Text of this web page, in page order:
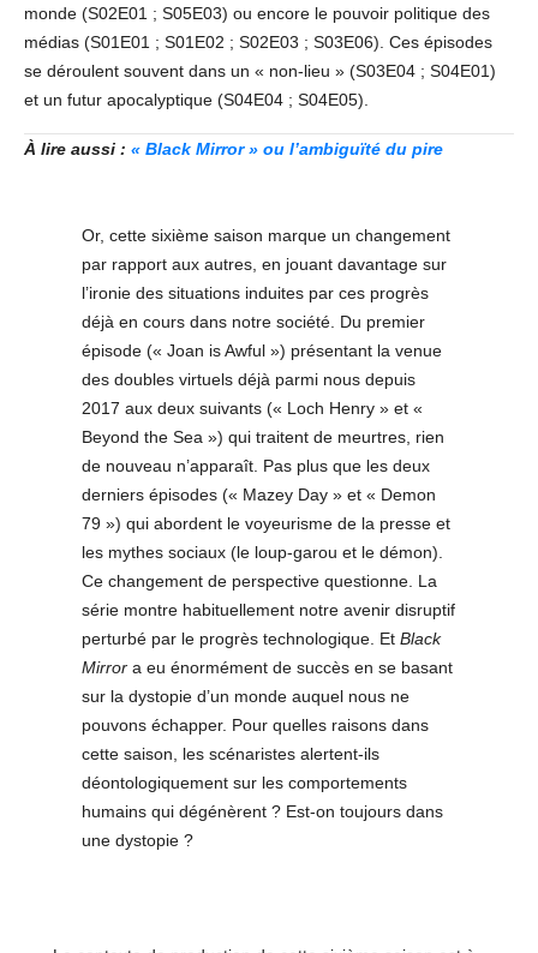
monde (S02E01 ; S05E03) ou encore le pouvoir politique des
médias (S01E01 ; S01E02 ; S02E03 ; S03E06). Ces épisodes
se déroulent souvent dans un « non-lieu » (S03E04 ; S04E01)
et un futur apocalyptique (S04E04 ; S04E05).
À lire aussi : « Black Mirror » ou l’ambiguïté du pire
Or, cette sixième saison marque un changement
par rapport aux autres, en jouant davantage sur
l’ironie des situations induites par ces progrès
déjà en cours dans notre société. Du premier
épisode (« Joan is Awful ») présentant la venue
des doubles virtuels déjà parmi nous depuis
2017 aux deux suivants (« Loch Henry » et «
Beyond the Sea ») qui traitent de meurtres, rien
de nouveau n’apparaît. Pas plus que les deux
derniers épisodes (« Mazey Day » et « Demon
79 ») qui abordent le voyeurisme de la presse et
les mythes sociaux (le loup-garou et le démon).
Ce changement de perspective questionne. La
série montre habituellement notre avenir disruptif
perturbé par le progrès technologique. Et Black
Mirror a eu énormément de succès en se basant
sur la dystopie d’un monde auquel nous ne
pouvons échapper. Pour quelles raisons dans
cette saison, les scénaristes alertent-ils
déontologiquement sur les comportements
humains qui dégénèrent ? Est-on toujours dans
une dystopie ?